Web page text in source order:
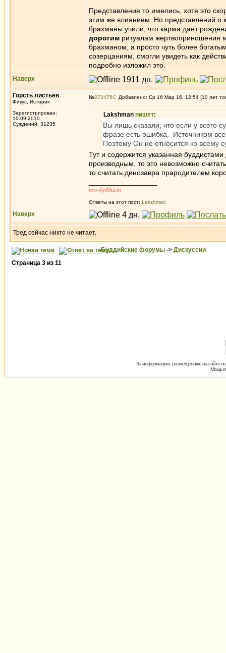
Представления то имелись, хотя это
этим же влиянием. Но представлений
брахманы учили, что карма дает
дорогим ритуалам жертвоприношения
брахманом, а просто чуть более
созерцаниям, смогли увидеть как
подробно изложил это.
Наверх
Горсть листьев
Фикус, Историк
Зарегистрирован:
10.09.2010
Суждений: 31235
№272475 Добавлено: Ср 16 Мар 16, 12:54 (10 лет
Lakshman пишет:
Вы лишь сказали, что если у всего
фразе есть ошибка. Источником
Поэтому Он не относится ко всему
Тут и содержится указанная
производным, то это невозможно
то считать динозавра прародителем
нео-буддист
Ответы на этот пост: Lakshman
Наверх
Тред сейчас никто не читает.
Буддийские форумы -> Дискуссии
Страница 3 из 11
За информацию, размещённую на сайте
Мощь